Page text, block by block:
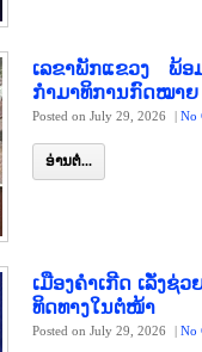
ເລຂາພັກແຂວງ ພ້ອ
ກຳມາທິການກົດໝາຍ
Posted on July 29, 2026 | No
ອ່ານຕໍ່...
ເມືອງຄຳເກີດ ເລັ່ງຊ່
ທິດທາງໃນຕໍ່ໜ້າ
Posted on July 29, 2026 | No